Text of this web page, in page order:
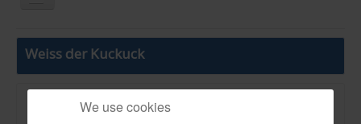
Start
Abos/Subscriptions
Weiss der Kuckuck
VerlBeschThema:We use cookies